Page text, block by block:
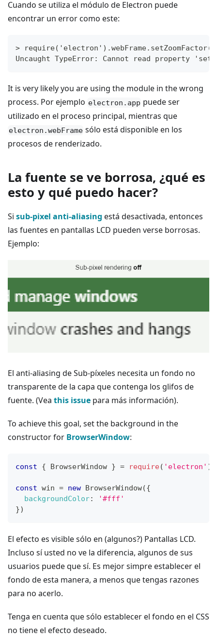
Cuando se utiliza el módulo de Electron puede
encontrar un error como este:
>
Uncaught TypeError: Cannot read property
It is very likely you are using the module in the wrong
process. Por ejemplo electron.app puede ser
utilizado en el proceso principal, mientras que
electron.webFrame sólo está disponible en los
procesos de renderizado.
La fuente se ve borrosa, ¿qué es
esto y qué puedo hacer?
Si sub-pixel anti-aliasing está desactivada, entonces
las fuentes en pantallas LCD pueden verse borrosas.
Ejemplo:
El anti-aliasing de Sub-píxeles necesita un fondo no
transparente de la capa que contenga los glifos de
fuente. (Vea this issue para más información).
To achieve this goal, set the background in the
constructor for BrowserWindow:
const { BrowserWindow } = require( 'electron' )
const win = new BrowserWindow({
backgroundColor:
'#fff'
})
El efecto es visible sólo en (algunos?) Pantallas LCD.
Incluso sí usted no ve la diferencia, algunos de sus
usuarios puede que sí. Es mejor simpre establecer el
fondo de esta manera, a menos que tengas razones
para no acerlo.
Tenga en cuenta que sólo establecer el fondo en el CSS
no tiene el efecto deseado.